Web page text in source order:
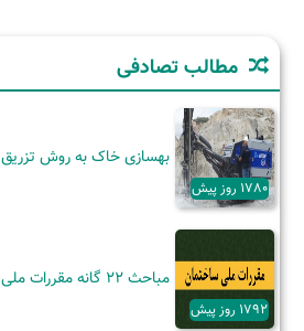
مطالب تصادفی
1780 روز پیش
بهسازی خاک به روش تزریق
1792 روز پیش
مباحث 22 گانه مقررات ملی ساختمان